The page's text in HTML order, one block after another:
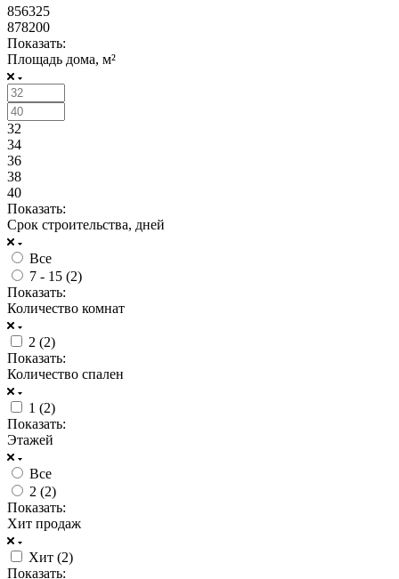
856325
878200
Показать:
Площадь дома, м²
32
34
36
38
40
Показать:
Срок строительства, дней
Все
7 - 15 (2)
Показать:
Количество комнат
2 (2)
Показать:
Количество спален
1 (2)
Показать:
Этажей
Все
2 (2)
Показать:
Хит продаж
Хит (2)
Показать: